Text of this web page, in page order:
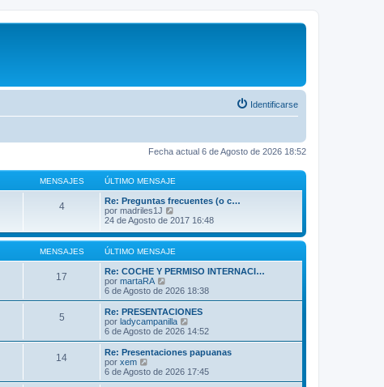
Identificarse
Fecha actual 6 de Agosto de 2026 18:52
MENSAJES ÚLTIMO MENSAJE
4
Re: Preguntas frecuentes (o c…
por madriles1J
e
ú
l
i
m
o
m
e
n
s
a
j
e
24 de Agosto de 2017 16:48
MENSAJES ÚLTIMO MENSAJE
17
Re: COCHE Y PERMISO INTERNACI…
por martaRA
e
r
ú
l
t
o
m
e
6 de Agosto de 2026 18:38
5
Re: PRESENTACIONES
por ladycampanilla
e
r
ú
l
t
6 de Agosto de 2026 14:52
14
Re: Presentaciones papuanas
por xem
e
r
6 de Agosto de 2026 17:45